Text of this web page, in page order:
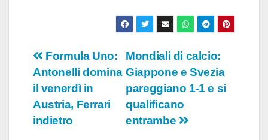
Navigazione
articoli
Mondiali di calcio:
Giappone e Svezia
pareggiano 1-1 e si
qualificano
entrambe
Formula Uno:
Antonelli domina
il venerdì in
Austria, Ferrari
indietro